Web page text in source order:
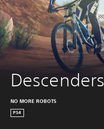
Descenders
NO MORE ROBOTS
PS4